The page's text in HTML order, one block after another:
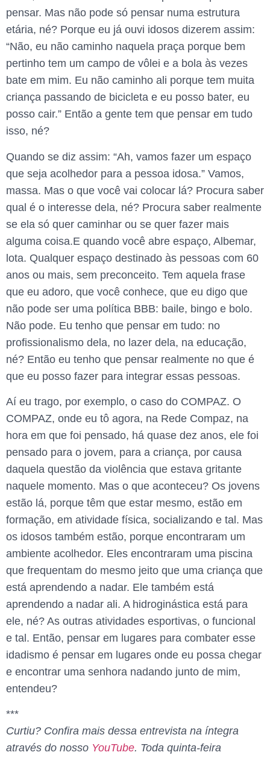
pensar. Mas não pode só pensar numa estrutura
etária, né? Porque eu já ouvi idosos dizerem assim:
“Não, eu não caminho naquela praça porque bem
pertinho tem um campo de vôlei e a bola às vezes
bate em mim. Eu não caminho ali porque tem muita
criança passando de bicicleta e eu posso bater, eu
posso cair.” Então a gente tem que pensar em tudo
isso, né?
Quando se diz assim: “Ah, vamos fazer um espaço
que seja acolhedor para a pessoa idosa.” Vamos,
massa. Mas o que você vai colocar lá? Procura saber
qual é o interesse dela, né? Procura saber realmente
se ela só quer caminhar ou se quer fazer mais
alguma coisa.E quando você abre espaço, Albemar,
lota. Qualquer espaço destinado às pessoas com 60
anos ou mais, sem preconceito. Tem aquela frase
que eu adoro, que você conhece, que eu digo que
não pode ser uma política BBB: baile, bingo e bolo.
Não pode. Eu tenho que pensar em tudo: no
profissionalismo dela, no lazer dela, na educação,
né? Então eu tenho que pensar realmente no que é
que eu posso fazer para integrar essas pessoas.
Aí eu trago, por exemplo, o caso do COMPAZ. O
COMPAZ, onde eu tô agora, na Rede Compaz, na
hora em que foi pensado, há quase dez anos, ele foi
pensado para o jovem, para a criança, por causa
daquela questão da violência que estava gritante
naquele momento. Mas o que aconteceu? Os jovens
estão lá, porque têm que estar mesmo, estão em
formação, em atividade física, socializando e tal. Mas
os idosos também estão, porque encontraram um
ambiente acolhedor. Eles encontraram uma piscina
que frequentam do mesmo jeito que uma criança que
está aprendendo a nadar. Ele também está
aprendendo a nadar ali. A hidroginástica está para
ele, né? As outras atividades esportivas, o funcional
e tal. Então, pensar em lugares para combater esse
idadismo é pensar em lugares onde eu possa chegar
e encontrar uma senhora nadando junto de mim,
entendeu?
***
Curtiu? Confira mais dessa entrevista na íntegra
através do nosso YouTube. Toda quinta-feira